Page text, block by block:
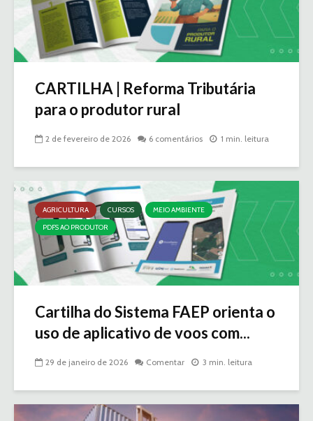
CARTILHA | Reforma Tributária
para o produtor rural
2 de fevereiro de 2026 6 comentários 1 min. leitura
AGRICULTURA CURSOS
MEIO AMBIENTE
PDFS AO PRODUTOR
Cartilha do Sistema FAEP orienta o
uso de aplicativo de voos com...
29 de janeiro de 2026 Comentar 3 min. leitura